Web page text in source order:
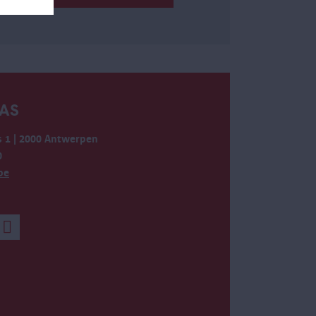
1 | 2000 Antwerpen